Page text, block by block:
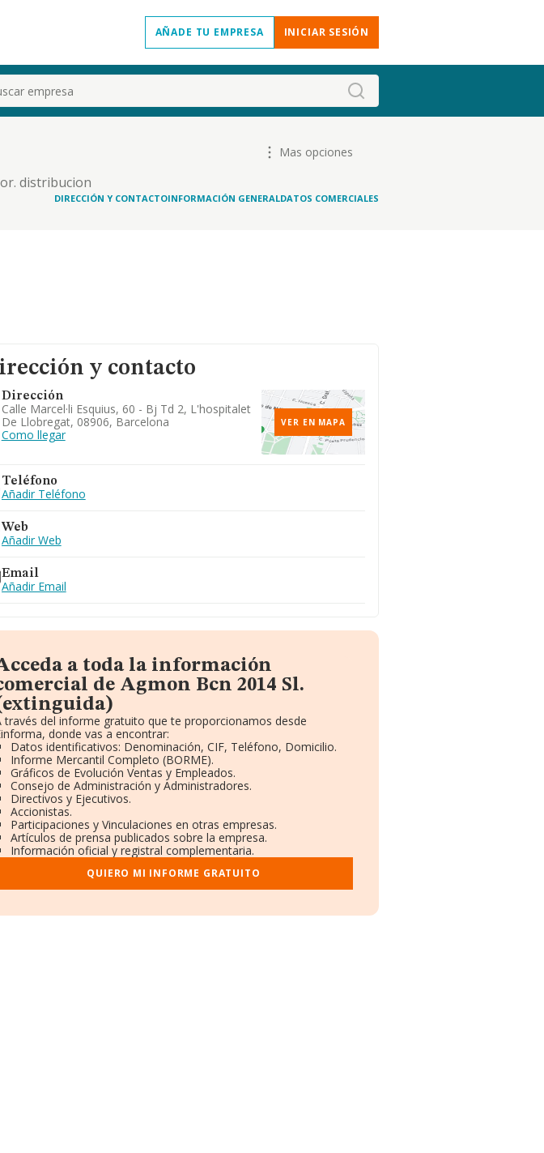
AÑADE TU EMPRESA INICIAR SESIÓN
distribucion
y textiles.
Mas opciones
DIRECCIÓN Y CONTACTOINFORMACIÓN GENERALDATOS COMERCIALES
y contacto
Dirección
Calle Marcel·li Esquius, 60 - Bj Td 2, L'hospitalet
De Llobregat, 08906, Barcelona
Como llegar
VER EN MAPA
Teléfono
Añadir Teléfono
Web
Añadir Web
Email
Añadir Email
a toda la información
de Agmon Bcn 2014 Sl.
través del informe gratuito que te proporcionamos desde
donde vas a encontrar:
Datos identificativos: Denominación, CIF, Teléfono, Domicilio.
Informe Mercantil Completo (BORME).
Gráficos de Evolución Ventas y Empleados.
Consejo de Administración y Administradores.
Directivos y Ejecutivos.
Accionistas.
Participaciones y Vinculaciones en otras empresas.
Artículos de prensa publicados sobre la empresa.
Información oficial y registral complementaria.
QUIERO MI INFORME GRATUITO